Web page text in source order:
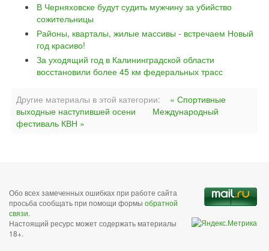
В Черняховске будут судить мужчину за убийство
сожительницы
Районы, кварталы, жилые массивы - встречаем Новый
год красиво!
За уходящий год в Калининградской области
восстановили более 45 км федеральных трасс
Другие материалы в этой категории:
« Спортивные
выходные наступившей осени
Международный
фестиваль КВН »
Обо всех замеченных ошибках при работе сайта
просьба сообщать при помощи формы обратной
связи.
Настоящий ресурс может содержать материалы
18+.